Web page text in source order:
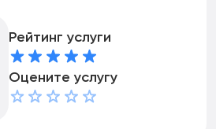
Рейтинг услуги
Оцените услугу